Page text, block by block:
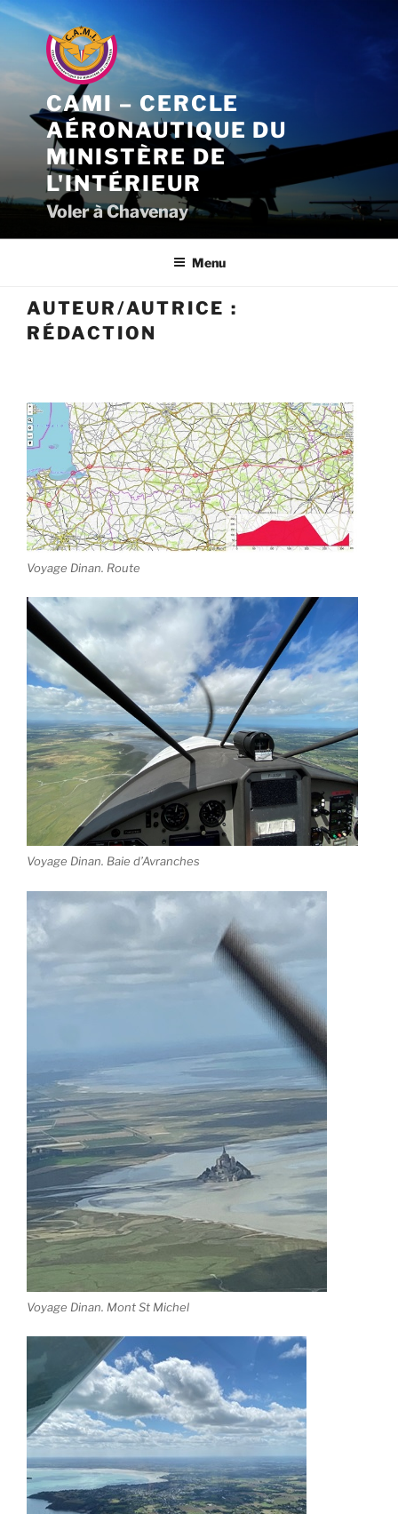
Aller
contenu
principal
CAMI – CERCLE
AÉRONAUTIQUE DU
MINISTÈRE DE
L'INTÉRIEUR
Voler à Chavenay
Menu
AUTEUR/AUTRICE :
RÉDACTION
LE
Voyage Dinan. Route
Voyage Dinan. Baie d’Avranches
Voyage Dinan. Mont St Michel